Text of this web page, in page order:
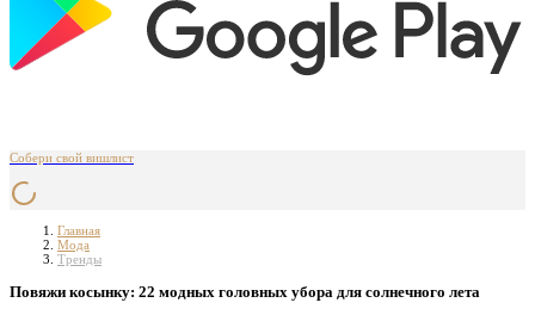
Собери свой вишлист
Главная
Мода
Тренды
Повяжи косынку: 22 модных головных убора для солнечного лета